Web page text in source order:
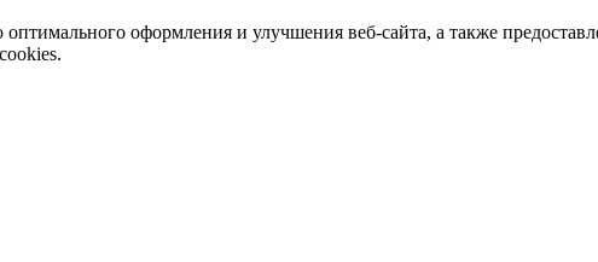
оптимального оформления и улучшения веб-сайта, а также